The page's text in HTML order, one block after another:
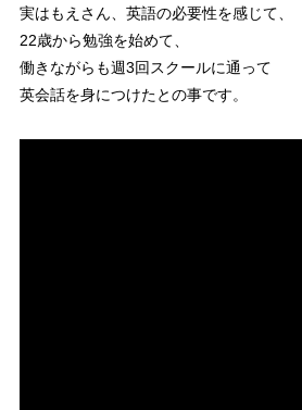
実はもえさん、英語の必要性を感じて、
22歳から勉強を始めて、
働きながらも週3回スクールに通って
英会話を身につけたとの事です。